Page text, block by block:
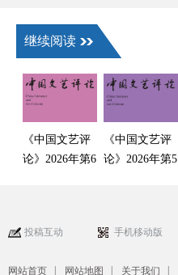
继续阅读
《中国文艺评
论》2026年第6
《中国文艺评
论》2026年第5
投稿互动 手机移动版
网站首页 | 网站地图 | 关于我们 |